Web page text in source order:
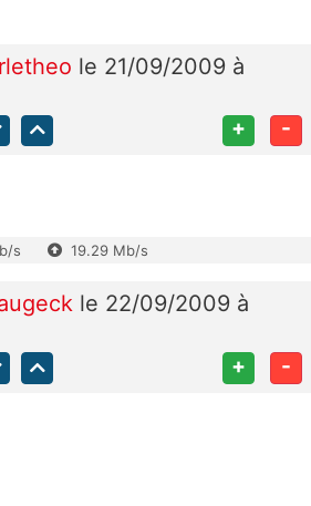
le 21/09/2009 à
+ -
s 19.29 Mb/s
le 22/09/2009 à
+ -